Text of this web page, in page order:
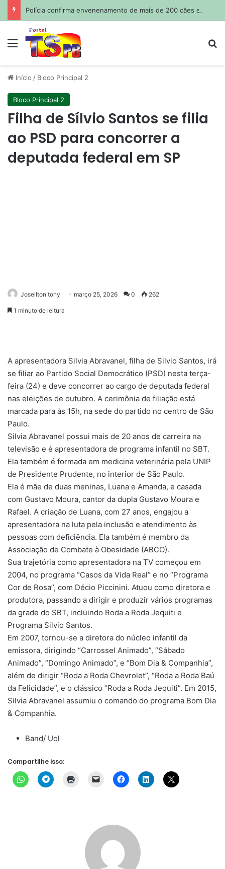
Menu
Início / Bloco Principal 2
Bloco Principal 2
Filha de Sílvio Santos se filia
ao PSD para concorrer a
deputada federal em SP
Joseilton tony março 25, 2026 0 262
1 minuto de leitura
A apresentadora Silvia Abravanel, filha de Silvio Santos, irá
se filiar ao Partido Social Democrático (PSD) nesta terça-
feira (24) e deve concorrer ao cargo de deputada federal
nas eleições de outubro. A cerimônia de filiação está
marcada para às 15h, na sede do partido no centro de São
Paulo.
Silvia Abravanel possui mais de 20 anos de carreira na
televisão e é apresentadora de programa infantil no SBT.
Ela também é formada em medicina veterinária pela UNIP
de Presidente Prudente, no interior de São Paulo.
Ela é mãe de duas meninas, Luana e Amanda, e casada
com Gustavo Moura, cantor da dupla Gustavo Moura e
Rafael. A criação de Luana, com 27 anos, engajou a
apresentadora na luta pela inclusão e atendimento às
pessoas com deficiência. Ela também é membro da
Associação de Combate à Obesidade (ABCO).
Sua trajetória como apresentadora na TV começou em
2004, no programa “Casos da Vida Real” e no “Programa
Cor de Rosa”, com Décio Piccinini. Atuou como diretora e
produtora, passando a dirigir e produzir vários programas
da grade do SBT, incluindo Roda a Roda Jequiti e
Programa Silvio Santos.
Em 2007, tornou-se a diretora do núcleo infantil da
emissora, dirigindo “Carrossel Animado”, “Sábado
Animado”, “Domingo Animado”, e “Bom Dia & Companhia”,
além de dirigir “Roda a Roda Chevrolet’’, “Roda a Roda Baú
da Felicidade”, e o clássico “Roda a Roda Jequiti”. Em 2015,
Silvia Abravanel assumiu o comando do programa Bom Dia
& Companhia.
Band/ Uol
Compartilhe isso: